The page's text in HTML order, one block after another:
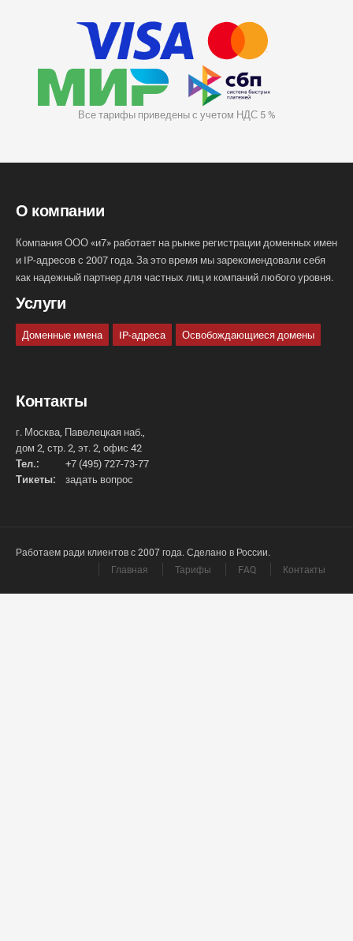
Все тарифы приведены с учетом НДС 5 %
О компании
Компания ООО «и7» работает на рынке регистрации доменных имен
и IP-адресов с 2007 года. За это время мы зарекомендовали себя
как надежный партнер для частных лиц и компаний любого уровня.
Услуги
Доменные имена IP-адреса Освобождающиеся домены
Контакты
г. Москва, Павелецкая наб.,
дом 2, стр. 2, эт. 2, офис 42
Тел.:
+7 (495) 727-73-77
Тикеты:
задать вопрос
Работаем ради клиентов с 2007 года. Сделано в России.
Главная
Тарифы FAQ Контакты